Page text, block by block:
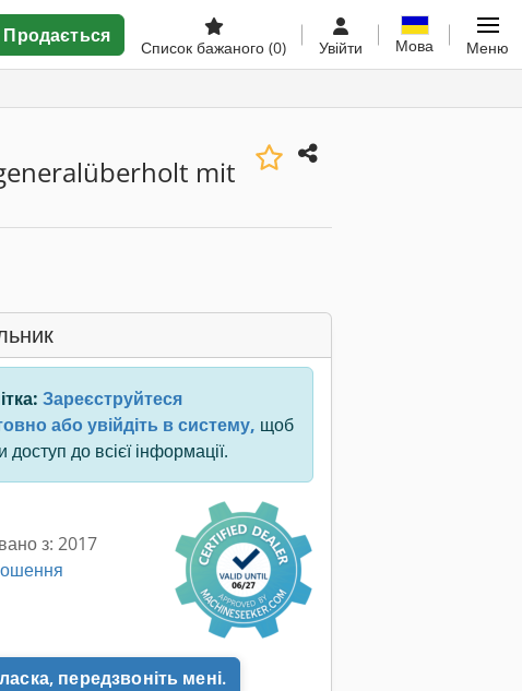
Продається
Список бажаного (0) Увійти Мова Меню
mit
Зареєструйтеся
або увійдіть в систему, щоб
доступ до всієї інформації.
з: 2017
передзвоніть мені.